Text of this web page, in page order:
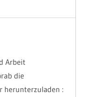
Arbeit
die
herunterzuladen :